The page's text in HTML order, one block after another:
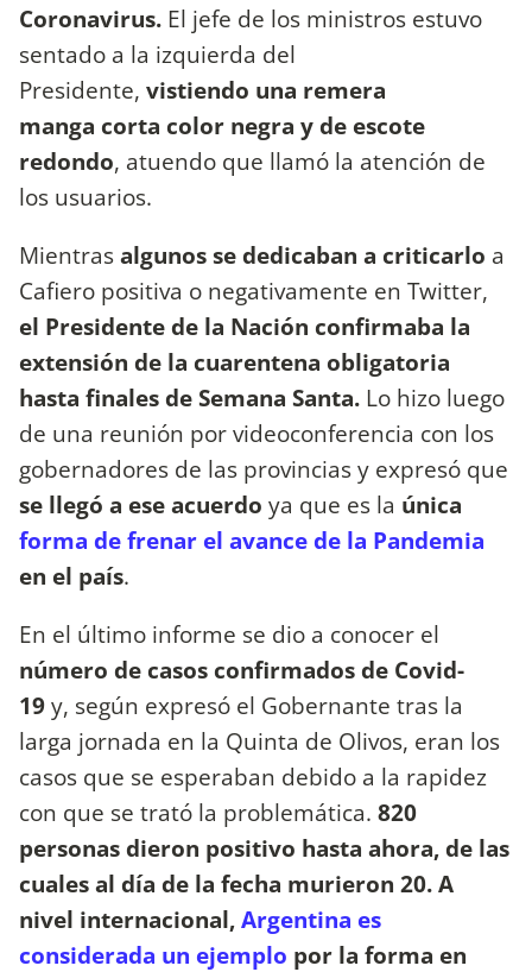
Coronavirus. El jefe de los ministros estuvo
sentado a la izquierda del
Presidente, vistiendo una remera
manga corta color negra y de escote
redondo, atuendo que llamó la atención de
los usuarios.
Mientrasalgunos se dedicaban a criticarlo a
Cafiero positiva o negativamente en Twitter,
el Presidente de la Nación confirmaba la
extensión de la cuarentena obligatoria
hasta finales de Semana Santa. Lo hizo luego
de una reunión por videoconferencia con los
gobernadores de las provincias y expresó que
se llegó a ese acuerdo ya que es la única
forma de frenar el avance de la Pandemia
en el país.
En el último informe se dio a conocer el
número de casos confirmados de Covid-
19y, según expresó el Gobernante tras la
larga jornada en la Quinta de Olivos, eran los
casos que se esperaban debido a la rapidez
con que se trató la problemática. 820
personas dieron positivo hasta ahora, de las
cuales al día de la fecha murieron 20.A
nivel internacional,Argentina es
considerada un ejemplo por la forma en